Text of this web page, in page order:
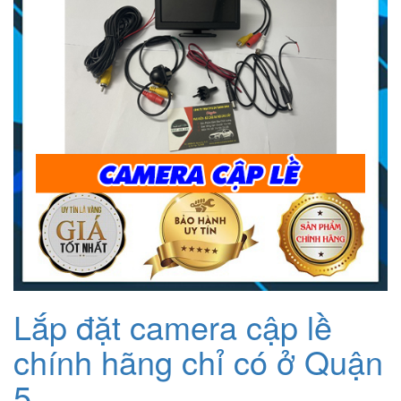
Lắp đặt camera cập lề
chính hãng chỉ có ở Quận